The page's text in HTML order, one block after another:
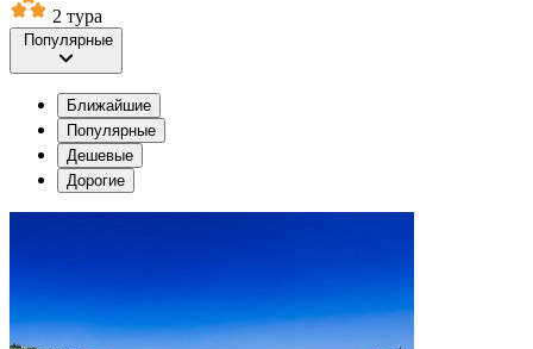
2 тура
Популярные
Ближайшие
Популярные
Дешевые
Дорогие